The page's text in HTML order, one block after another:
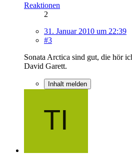
Reaktionen
2
31. Januar 2010 um 22:39
#3
Sonata Arctica sind gut, die hör
David Garett.
Inhalt melden